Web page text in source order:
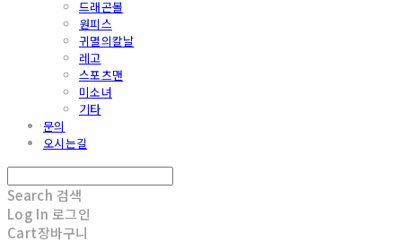
드래곤볼
원피스
귀멸의칼날
레고
스포츠맨
미소녀
기타
문의
오시는길
Search 검색
Log In 로그인
Cart장바구니